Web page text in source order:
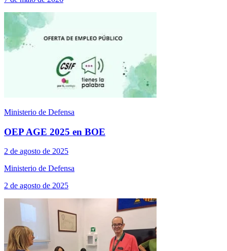
Ministerio de Defensa
OEP AGE 2025 en BOE
2 de agosto de 2025
Ministerio de Defensa
2 de agosto de 2025